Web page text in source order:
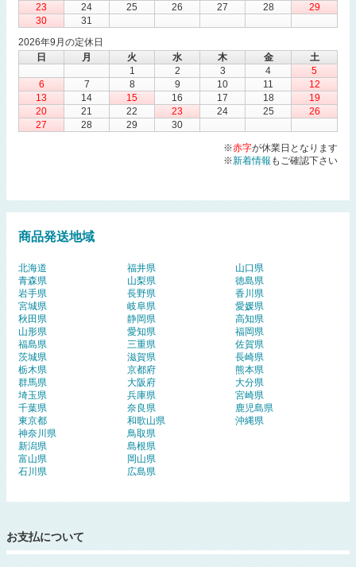
23
24 25 26 27 28
29
30
31
2026年9月の定休日
日
月 火 水 木 金
土
1
2 3 4
5
6
7 8 9 10 11
12
13
14 15 16 17 18
19
20
21 22 23 24 25
26
27
28 29 30
※赤字が休業日となります
※新着情報 もご確認下さい
商品発送地域
北海道
青森県
岩手県
宮城県
秋田県
山形県
福島県
茨城県
栃木県
群馬県
埼玉県
千葉県
東京都
神奈川県
新潟県
富山県
石川県
福井県
山梨県
長野県
岐阜県
静岡県
愛知県
三重県
滋賀県
京都府
大阪府
兵庫県
奈良県
和歌山県
鳥取県
島根県
岡山県
広島県
山口県
徳島県
香川県
愛媛県
高知県
福岡県
佐賀県
長崎県
熊本県
大分県
宮崎県
鹿児島県
沖縄県
お支払について